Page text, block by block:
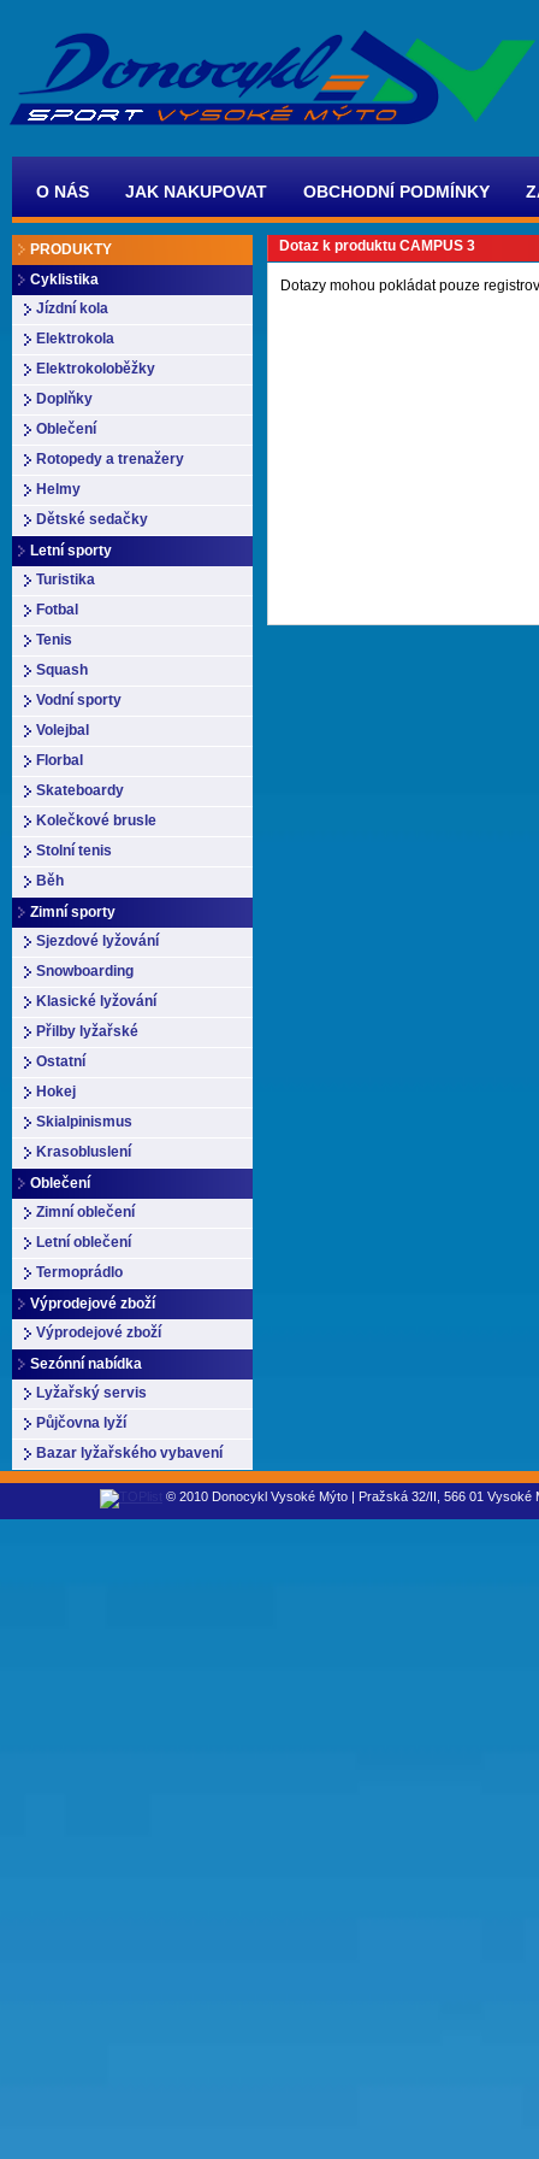
O NÁS JAK NAKUPOVAT OBCHODNÍ PODMÍNKY
PRODUKTY
Cyklistika
Jízdní kola
Elektrokola
Elektrokoloběžky
Doplňky
Oblečení
Rotopedy a trenažery
Helmy
Dětské sedačky
Letní sporty
Turistika
Fotbal
Tenis
Squash
Vodní sporty
Volejbal
Florbal
Skateboardy
Kolečkové brusle
Stolní tenis
Běh
Zimní sporty
Sjezdové lyžování
Snowboarding
Klasické lyžování
Přilby lyžařské
Ostatní
Hokej
Skialpinismus
Krasobluslení
Oblečení
Zimní oblečení
Letní oblečení
Termoprádlo
Výprodejové zboží
Výprodejové zboží
Sezónní nabídka
Lyžařský servis
Půjčovna lyží
Bazar lyžařského vybavení
Dotaz k produktu CAMPUS 3
Dotazy mohou pokládat pouze
© 2010 Donocykl Vysoké Mýto | Pražská 32/II, 566 01 Vysoké